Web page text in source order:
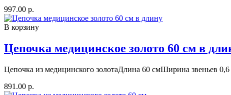
997.00 р.
В корзину
Цепочка медицинское золото 60 см в
Цепочка из медицинского золотаДлина 60 смШирина звеньев
891.00 р.